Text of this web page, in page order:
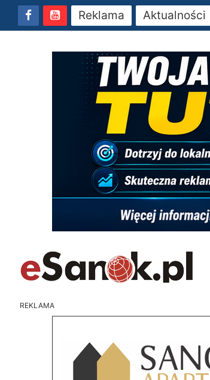
Reklama Aktualności
REKLAMA